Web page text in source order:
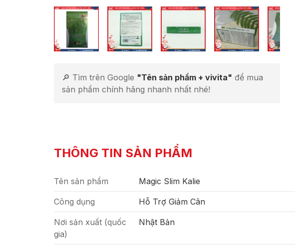
🔎 Tìm trên Google "Tên sản phẩm + vivita" để mua
sản phẩm chính hãng nhanh nhất nhé!
THÔNG TIN SẢN PHẨM
Tên sản phẩm Magic Slim Kalie
Công dụng Hỗ Trợ Giảm Cân
Nơi sản xuất (quốc
gia)
Nhật Bản